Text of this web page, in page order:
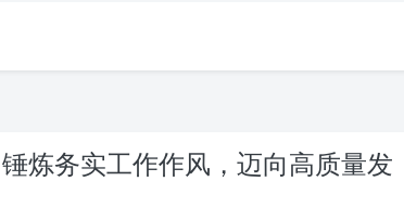
炼务实工作作风，迈向高质量发